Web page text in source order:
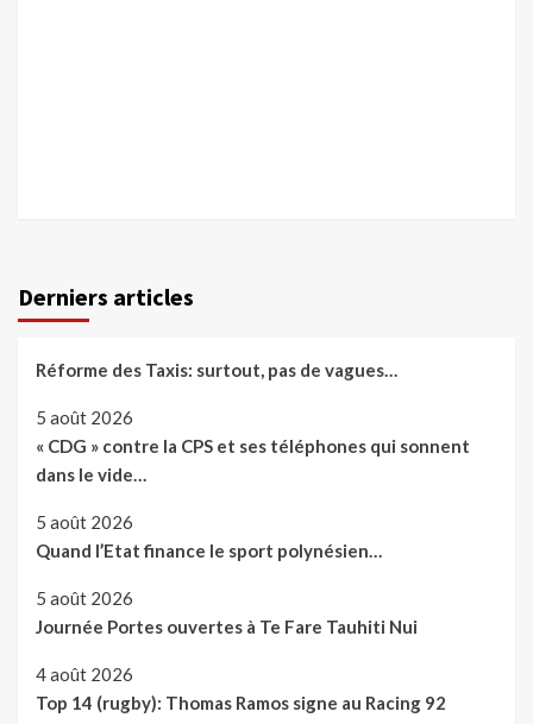
Derniers articles
Réforme des Taxis: surtout, pas de vagues…
5 août 2026
« CDG » contre la CPS et ses téléphones qui sonnent
dans le vide…
5 août 2026
Quand l’Etat finance le sport polynésien…
5 août 2026
Journée Portes ouvertes à Te Fare Tauhiti Nui
4 août 2026
Top 14 (rugby): Thomas Ramos signe au Racing 92